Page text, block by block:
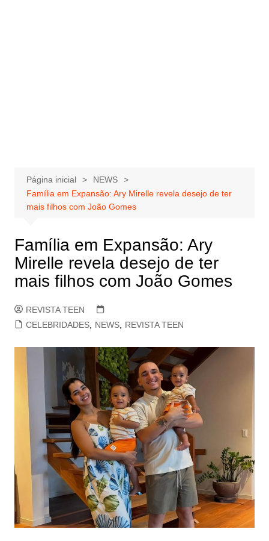
Página inicial
NEWS
Família em Expansão: Ary Mirelle revela desejo de ter
mais filhos com João Gomes
Família em Expansão: Ary
Mirelle revela desejo de ter
mais filhos com João Gomes
REVISTA TEEN
CELEBRIDADES, NEWS, REVISTA TEEN